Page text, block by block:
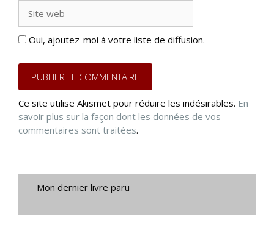
web
Oui, ajoutez-moi à votre liste de diffusion.
Ce site utilise Akismet pour réduire les indésirables. En
savoir plus sur la façon dont les données de vos
commentaires sont traitées.
Mon dernier livre paru